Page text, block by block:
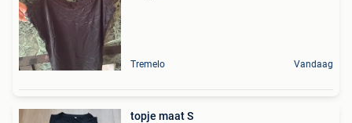
Tremelo Vandaag
topje maat S